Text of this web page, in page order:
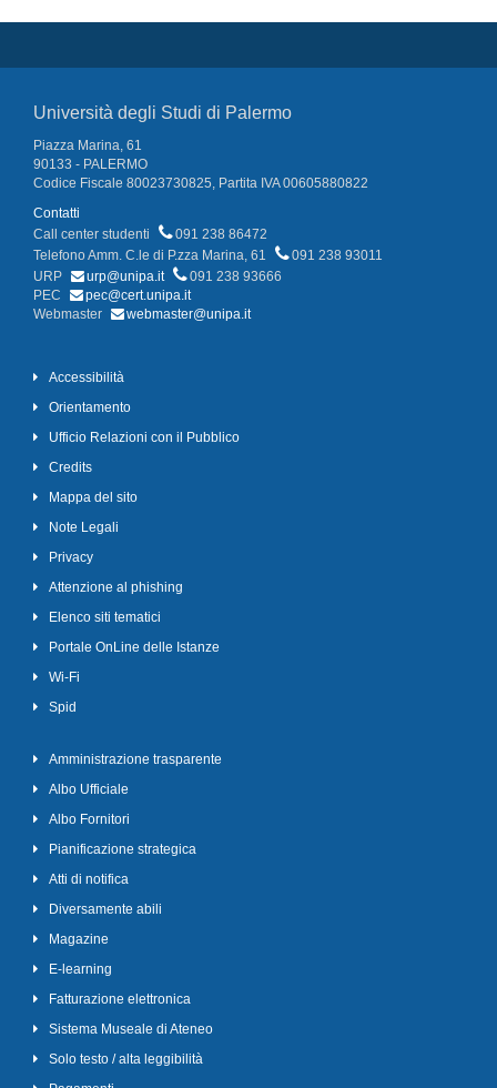
Università degli Studi di Palermo
Piazza Marina, 61
90133 - PALERMO
Codice Fiscale 80023730825, Partita IVA 00605880822
Contatti
Call center studenti
091 238 86472
Telefono Amm. C.le di P.zza Marina, 61
091 238 93011
URP
urp@unipa.it
091 238 93666
PEC
pec@cert.unipa.it
Webmaster
webmaster@unipa.it
Accessibilità
Orientamento
Ufficio Relazioni con il Pubblico
Credits
Mappa del sito
Note Legali
Privacy
Attenzione al phishing
Elenco siti tematici
Portale OnLine delle Istanze
Wi-Fi
Spid
Amministrazione trasparente
Albo Ufficiale
Albo Fornitori
Pianificazione strategica
Atti di notifica
Diversamente abili
Magazine
E-learning
Fatturazione elettronica
Sistema Museale di Ateneo
Solo testo / alta leggibilità